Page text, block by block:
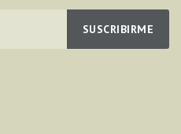
SUSCRIBIRME